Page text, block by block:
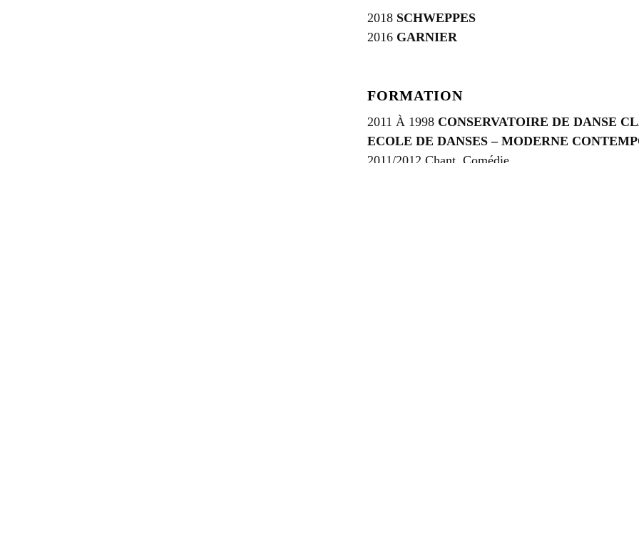
2018 SCHWEPPES
2016 GARNIER
FORMATION
2011 À 1998 CONSERVATOIRE DE DANSE
ECOLE DE DANSES – MODERNE
2011/2012 Chant, Comédie